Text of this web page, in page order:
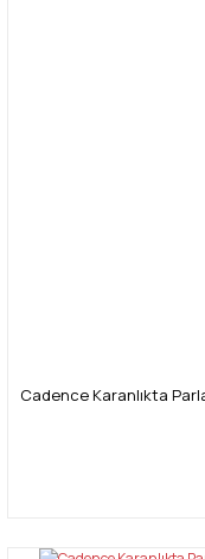
Cadence Karanlıkta